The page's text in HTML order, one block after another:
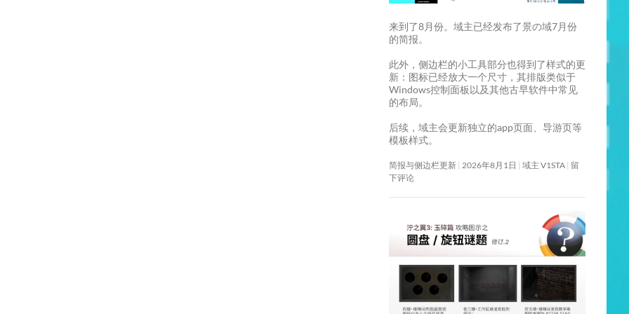
来到了8月份。域主已经发布了景の域7月份
的简报。
此外，侧边栏的小工具部分也得到了样式的更
新：图标已经放大一个尺寸，其排版类似于
Windows控制面板以及其他古早软件中常见
的布局。
后续，域主会更新独立的app页面、导游页等
模板样式。
简报与侧边栏更新 2026年8月1日 域主 V1STA 留
下评论